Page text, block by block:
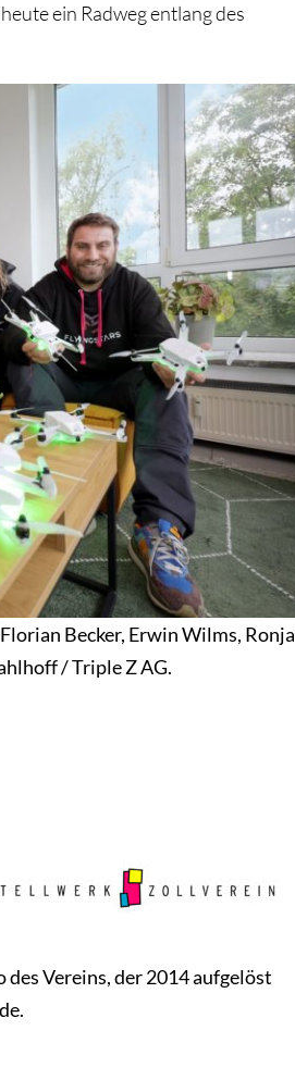
ein Radweg entlang des
Becker, Erwin Wilms, Ronja
/ Triple Z AG.
des Vereins, der 2014 aufgelöst